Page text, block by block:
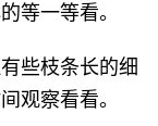
等一等看。
些枝条长的细
观察看看。